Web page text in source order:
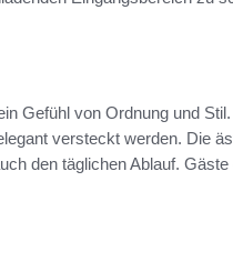
Gefühl von Ordnung und
versteckt werden. Die
den täglichen Ablauf.